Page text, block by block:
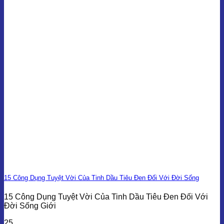
15 Công Dụng Tuyệt Vời Của Tinh Dầu Tiêu Đen Đối Với Đời Sống
15 Công Dụng Tuyệt Vời Của Tinh Dầu Tiêu Đen Đối Với
Đời Sống Giới